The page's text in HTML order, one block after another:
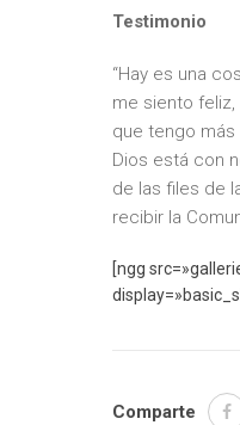
Testimonio
“Hay es una
me siento
que tengo
Dios está con
de las files de
recibir la
[ngg
Comparte